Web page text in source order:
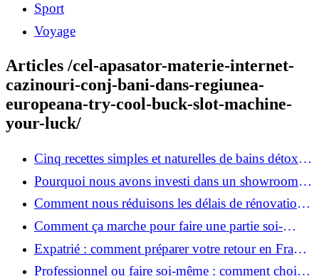
Sport
Voyage
Articles /cel-apasator-materie-internet-
cazinouri-conj-bani-dans-regiunea-
europeana-try-cool-buck-slot-machine-
your-luck/
Cinq recettes simples et naturelles de bains détox
maison
Pourquoi nous avons investi dans un showroom-
atelier et ce que cela apporte aux clients
Comment nous réduisons les délais de rénovation à
3 mois au lieu de 6?
Comment ça marche pour faire une partie soi-
même et nous confier le reste ?
Expatrié : comment préparer votre retour en France
et rénover votre bien à distance ?
Professionnel ou faire soi-même : comment choisir